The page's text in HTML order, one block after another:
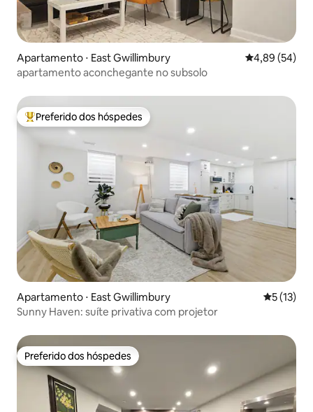
Apartamento ⋅ East Gwillimbury 4,89 de uma
4,89 (54)
apartamento aconchegante no subsolo
Entre os melhores preferidos dos hóspedes
Preferido dos hóspedes
Apartamento ⋅ East Gwillimbury 5 de uma
5 (13)
Sunny Haven: suíte privativa com projetor
Preferido dos hóspedes
Preferido dos hóspedes